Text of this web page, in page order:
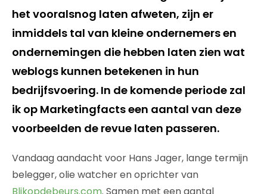
het vooralsnog laten afweten, zijn er
inmiddels tal van kleine ondernemers en
ondernemingen die hebben laten zien wat
weblogs kunnen betekenen in hun
bedrijfsvoering. In de komende periode zal
ik op Marketingfacts een aantal van deze
voorbeelden de revue laten passeren.
Vandaag aandacht voor Hans Jager, lange termijn
belegger, olie watcher en oprichter van
Blikopdebeurs.com. Samen met een aantal